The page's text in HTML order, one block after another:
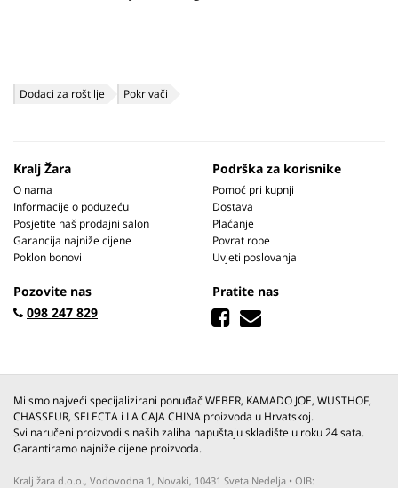
Dodaci za roštilje Pokrivači
Kralj Žara
O nama
Informacije o poduzeću
Posjetite naš prodajni salon
Garancija najniže cijene
Poklon bonovi
Podrška za korisnike
Pomoć pri kupnji
Dostava
Plaćanje
Povrat robe
Uvjeti poslovanja
Pozovite nas
098 247 829
Pratite nas
Mi smo najveći specijalizirani ponuđač WEBER, KAMADO JOE, WUSTHOF,
CHASSEUR, SELECTA i LA CAJA CHINA proizvoda u Hrvatskoj.
Svi naručeni proizvodi s naših zaliha napuštaju skladište u roku 24 sata.
Garantiramo najniže cijene proizvoda.
Kralj žara d.o.o., Vodovodna 1, Novaki, 10431 Sveta Nedelja • OIB: